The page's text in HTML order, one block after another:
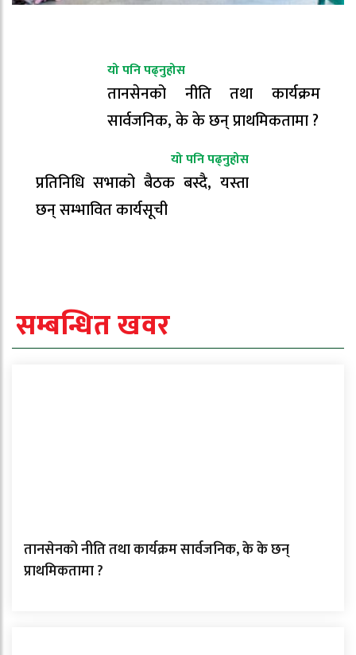
यो पनि पढ्नुहोस
तानसेनको नीति तथा कार्यक्रम
सार्वजनिक, के के छन् प्राथमिकतामा ?
यो पनि पढ्नुहोस
प्रतिनिधि सभाको बैठक बस्दै, यस्ता
छन् सम्भावित कार्यसूची
सम्बन्धित खवर
तानसेनको नीति तथा कार्यक्रम सार्वजनिक, के के छन्
प्राथमिकतामा ?